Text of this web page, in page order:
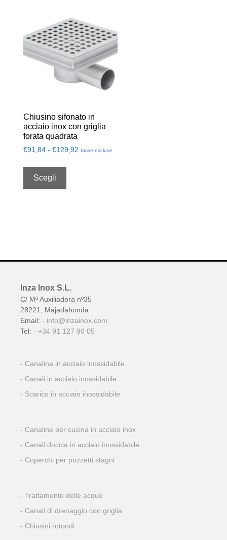
Chiusino sifonato in
acciaio inox con griglia
forata quadrata
€91,84 - €129,92 tasse escluse
Scegli
Inza Inox S.L.
C/ Mª Auxiliadora nº35
28221, Majadahonda
Email:
info@inzainox.com
Tel:
+34 91 127 90 05
Canalina in acciaio inossidabile
Canali in acciaio inossidabile
Scarico in acciaio inossidabile
Canaline per cucina in acciaio inox
Canali doccia in acciaio inossidabile
Coperchi per pozzetti stagni
Trattamento delle acque
Canali di drenaggio con griglia
Chiusini rotondi